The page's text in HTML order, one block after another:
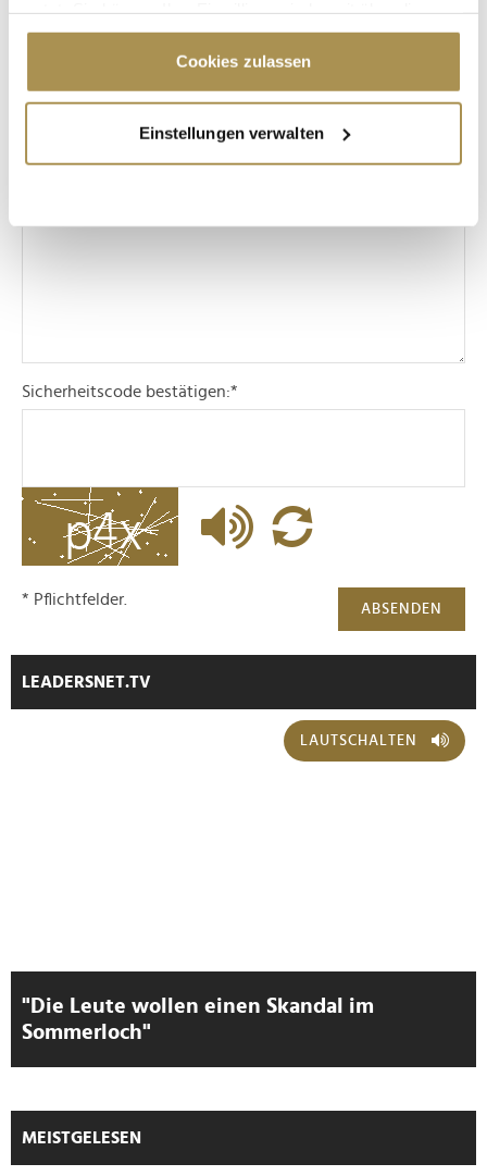
Cookie-Erklärung oder durch Klicken auf das Privacy
Trigger Symbol ändern oder widerrufen
Informationen über Ihre geografische Lage
erfassen, welche bis auf einige Meter genau sein
Wir verwenden Cookies, um Inhalte und Anzeigen zu
personalisieren, Funktionen für soziale Medien anbieten
Verwendung unserer Website an unsere Partner für
soziale Medien, Werbung und Analysen weiter. Unsere
Partner führen diese Informationen möglicherweise mit
weiteren Daten zusammen, die Sie ihnen bereitgestellt
haben oder die sie im Rahmen Ihrer Nutzung der Dienste
Cookies zulassen
Einstellungen verwalten
Kommentar veröffentlichen
Sicherheitscode bestätigen:*
ABSENDEN
* Pflichtfelder.
LEADERSNET.TV
LAUTSCHALTEN
"Die Leute wollen einen Skandal im
Sommerloch"
MEISTGELESEN